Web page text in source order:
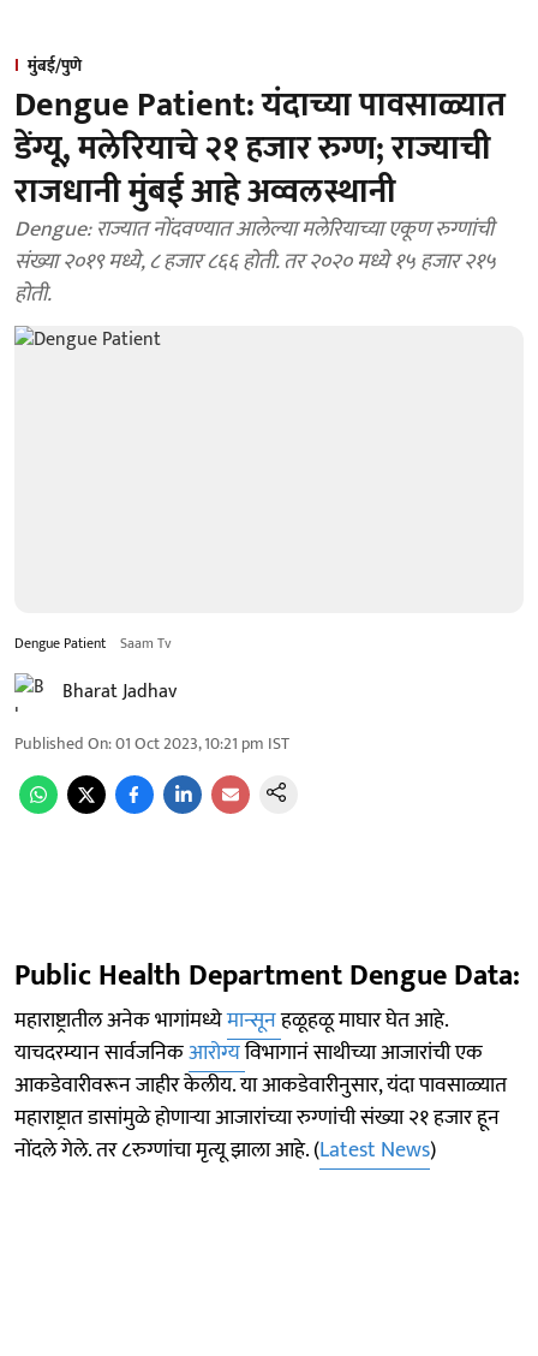
मुंबई/पुणे
Dengue Patient: यंदाच्या पावसाळ्यात
डेंग्यू, मलेरियाचे २१ हजार रुग्ण; राज्याची
राजधानी मुंबई आहे अव्वलस्थानी
Dengue: राज्यात नोंदवण्यात आलेल्या मलेरियाच्या एकूण रुग्णांची
संख्या २०१९ मध्ये, ८ हजार ८६६ होती. तर २०२० मध्ये १५ हजार २१५
होती.
Dengue Patient Saam Tv
Bharat Jadhav
Published On:01 Oct 2023, 10:21 pm IST
Public Health Department Dengue Data:
महाराष्ट्रातील अनेक भागांमध्येमान्सूनहळूहळू माघार घेत आहे.
याचदरम्यान सार्वजनिकआरोग्यविभागानं साथीच्या आजारांची एक
आकडेवारीवरून जाहीर केलीय. या आकडेवारीनुसार, यंदा पावसाळ्यात
महाराष्ट्रात डासांमुळे होणाऱ्या आजारांच्या रुग्णांची संख्या २१ हजार हून
नोंदले गेले. तर ८रुग्णांचा मृत्यू झाला आहे. (Latest News)